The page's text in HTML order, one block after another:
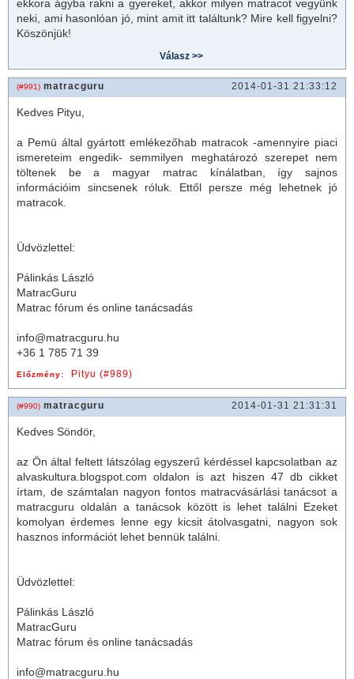
ekkora ágyba rakni a gyereket, akkor milyen matracot vegyünk
neki, ami hasonlóan jó, mint amit itt találtunk? Mire kell figyelni?
Köszönjük!
(#991) matracguru 2014-01-31 21:33:12
Kedves Pityu,
a Pemü által gyártott emlékezőhab matracok -amennyire piaci
ismereteim engedik- semmilyen meghatározó szerepet nem
töltenek be a magyar matrackínálatban, így sajnos
információim sincsenek róluk. Ettől persze még lehetnek jó
matracok.
Üdvözlettel:
Pálinkás László
MatracGuru
Matrac fórum és online tanácsadás
info@matracguru.hu
+36 1 785 71 39
Előzmény: Pityu (#989)
(#990) matracguru 2014-01-31 21:31:31
Kedves Söndör,
az Ön által feltett látszólag egyszerű kérdéssel kapcsolatban az
alvaskultura.blogspot.com oldalon is azt hiszen 47 db cikket
írtam, de számtalan nagyon fontos matracvásárlási tanácsot a
matracguru oldalán a tanácsok között is lehet találni Ezeket
komolyan érdemes lenne egy kicsit átolvasgatni, nagyon sok
hasznos információt lehet bennük találni.
Üdvözlettel:
Pálinkás László
MatracGuru
Matrac fórum és online tanácsadás
info@matracguru.hu